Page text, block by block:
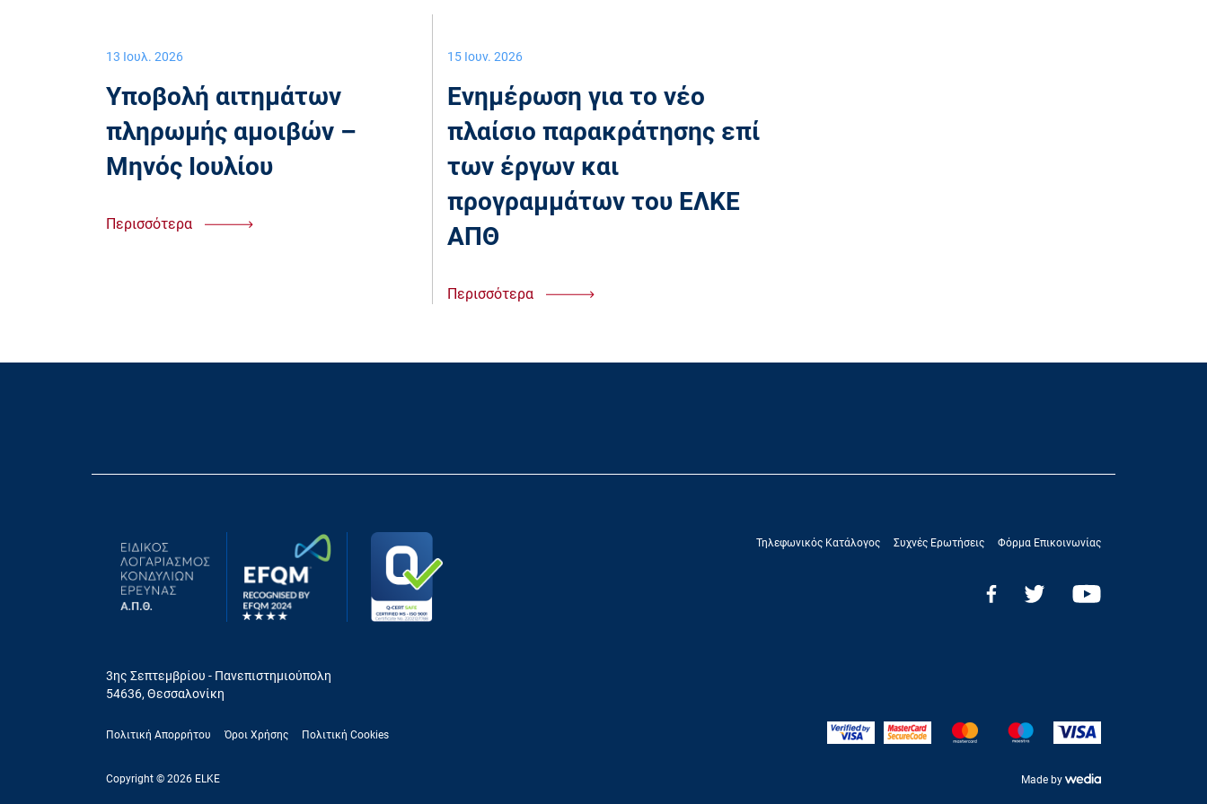
13 Ιουλ. 2026
Υποβολή αιτημάτων
πληρωμής αμοιβών –
Μηνός Ιουλίου
Περισσότερα
15 Ιουν. 2026
Ενημέρωση για το νέο
πλαίσιο παρακράτησης επί
των έργων και
προγραμμάτων του ΕΛΚΕ
ΑΠΘ
Περισσότερα
Τηλεφωνικός Κατάλογος Συχνές Ερωτήσεις Φόρμα Επικοινωνίας
3ης Σεπτεμβρίου - Πανεπιστημιούπολη
54636, Θεσσαλονίκη
Πολιτική Απορρήτου Όροι Χρήσης Πολιτική Cookies
Copyright © 2026 ELKE Made by